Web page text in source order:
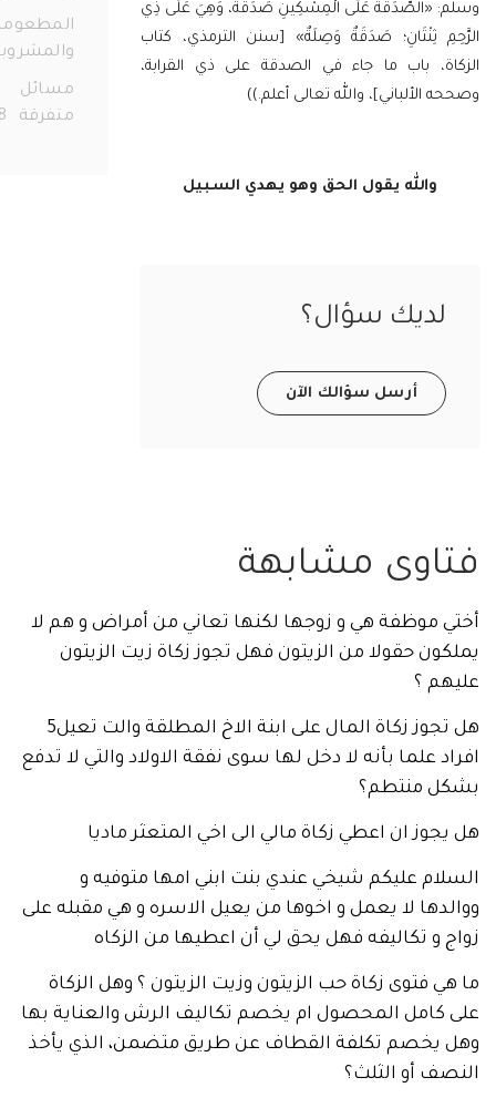
«الصَّدَقَةُ عَلَى الْمِسْكِينِ صَدَقَةٌ، وَهِيَ عَلَى ذِي
ثِنْتَانِ؛ صَدَقَةٌ وَصِلَةٌ» [سنن الترمذي، كتاب
باب ما جاء في الصدقة على ذي القرابة،
والله تعالى أعلم.))
والله يقول الحق وهو يهدي السبيل
سؤال؟
أرسل سؤالك الآن
المطعومات
والمشروبات
21
مسائل
متفرقة
278
مشابهة
موظفة هي و زوجها لكنها تعاني من أمراض و هم لا
حقولا من الزيتون فهل تجوز زكاة زيت الزيتون
؟
هل تجوز زكاة المال على ابنة الاخ المطلقة والت تعيل5
علما بأنه لا دخل لها سوى نفقة الاولاد والتي لا تدفع
منتطم؟
ان اعطي زكاة مالي الى اخي المتعثر ماديا
عليكم شيخي عندي بنت ابني امها متوفيه و
لا يعمل و اخوها من يعيل الاسره و هي مقبله على
و تكاليفه فهل يحق لي أن اعطيها من الزكاه
فتوى زكاة حب الزيتون وزيت الزيتون ؟ وهل الزكاة
المحصول ام يخصم تكاليف الرش والعناية بها
تكلفة القطاف عن طريق متضمن، الذي يأخذ
أو الثلث؟